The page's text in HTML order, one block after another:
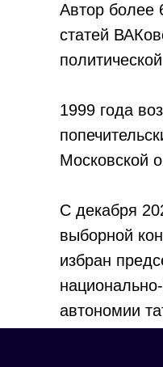
Автор более
статей
1999 года
Московской
С декабря
выборной
избран
автономии